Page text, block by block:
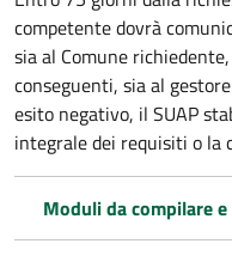
competentedovrà
sia al Comune
conseguenti, sia al
esito negativo, il SUAP
integrale dei requisiti o
Moduli da compilare